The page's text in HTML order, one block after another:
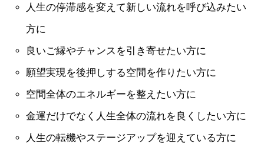
人生の停滞感を変えて新しい流れを呼び込みたい
方に
良いご縁やチャンスを引き寄せたい方に
願望実現を後押しする空間を作りたい方に
空間全体のエネルギーを整えたい方に
金運だけでなく人生全体の流れを良くしたい方に
人生の転機やステージアップを迎えている方に